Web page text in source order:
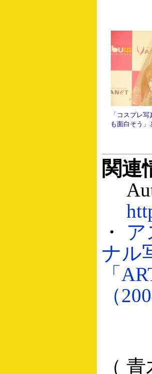
「コスプレ
も面白そう」
関連
・
ナル
「
（
（